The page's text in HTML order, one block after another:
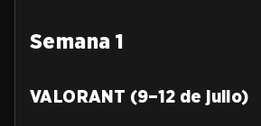
Semana 1
VALORANT (9–12 de julio)